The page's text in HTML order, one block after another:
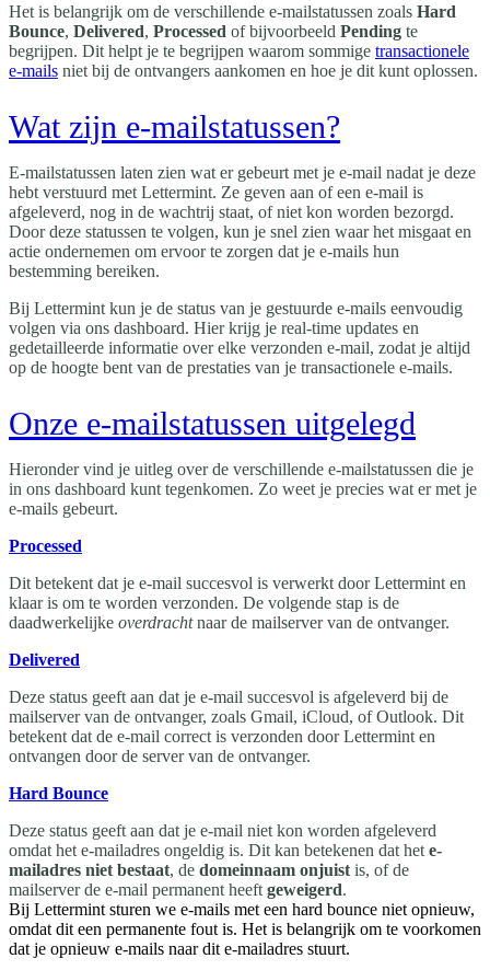
Het is belangrijk om de verschillende e-mailstatussen zoals Hard
Bounce, Delivered, Processed of bijvoorbeeld Pending te
begrijpen. Dit helpt je te begrijpen waarom sommige transactionele
e-mails niet bij de ontvangers aankomen en hoe je dit kunt oplossen.
Wat zijn e-mailstatussen?
E-mailstatussen laten zien wat er gebeurt met je e-mail nadat je deze
hebt verstuurd met Lettermint. Ze geven aan of een e-mail is
afgeleverd, nog in de wachtrij staat, of niet kon worden bezorgd.
Door deze statussen te volgen, kun je snel zien waar het misgaat en
actie ondernemen om ervoor te zorgen dat je e-mails hun
bestemming bereiken.
Bij Lettermint kun je de status van je gestuurde e-mails eenvoudig
volgen via ons dashboard. Hier krijg je real-time updates en
gedetailleerde informatie over elke verzonden e-mail, zodat je altijd
op de hoogte bent van de prestaties van je transactionele e-mails.
Onze e-mailstatussen uitgelegd
Hieronder vind je uitleg over de verschillende e-mailstatussen die je
in ons dashboard kunt tegenkomen. Zo weet je precies wat er met je
e-mails gebeurt.
Processed
Dit betekent dat je e-mail succesvol is verwerkt door Lettermint en
klaar is om te worden verzonden. De volgende stap is de
daadwerkelijke overdrachtnaar de mailserver van de ontvanger.
Delivered
Deze status geeft aan dat je e-mail succesvol is afgeleverd bij de
mailserver van de ontvanger, zoals Gmail, iCloud, of Outlook. Dit
betekent dat de e-mail correct is verzonden door Lettermint en
ontvangen door de server van de ontvanger.
Hard Bounce
Deze status geeft aan dat je e-mail niet kon worden afgeleverd
omdat het e-mailadres ongeldig is. Dit kan betekenen dat het e-
mailadres niet bestaat, de domeinnaam onjuist is, of de
mailserver de e-mail permanent heeft geweigerd.
Bij Lettermint sturen we e-mails met een hard bounce niet opnieuw,
omdat dit een permanente fout is. Het is belangrijk om te voorkomen
dat je opnieuw e-mails naar dit e-mailadres stuurt.